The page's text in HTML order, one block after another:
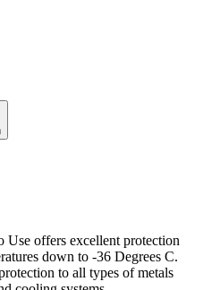
Use offers excellent protection
down to -36 Degrees C.
to all types of metals